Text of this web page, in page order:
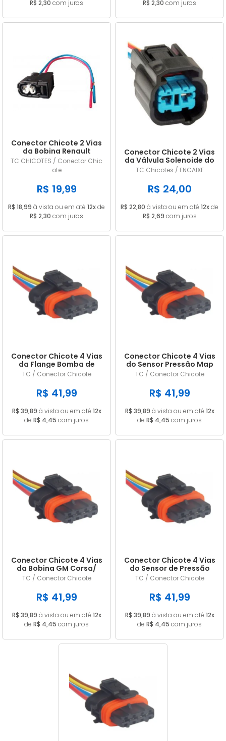
R$ 2,30 com juros R$ 2,30 com juros
Conector Chicote 2 Vias
da Bobina Renault
Duster Megane Scenic
1.6 2.0 16V
TC CHICOTES / Conector Chic
ote
R$ 19,99
R$ 18,99 à vista ou em até 12xde
R$ 2,30 com juros
Conector Chicote 2 Vias
da Válvula Solenoide do
Câmbio HONDA Civic /
Accord
TC Chicotes / ENCAIXE
R$ 24,00
R$ 22,80 à vista ou em até 12xde
R$ 2,69 com juros
Conector Chicote 4 Vias
da Flange Bomba de
Combustível Sup. NISSAN
Tiida/ Livina Flex
TC / Conector Chicote
R$ 41,99
R$ 39,89 à vista ou em até 12x
de R$ 4,45 com juros
Conector Chicote 4 Vias
do Sensor Pressão Map
GM S-10 / Blazer 2.2 97/...
TC / Conector Chicote
R$ 41,99
R$ 39,89 à vista ou em até 12x
de R$ 4,45 com juros
Conector Chicote 4 Vias
da Bobina GM Corsa/
Vectra 16v 0221503011
TC / Conector Chicote
R$ 41,99
R$ 39,89 à vista ou em até 12x
de R$ 4,45 com juros
Conector Chicote 4 Vias
do Sensor de Pressão
Volvo Citroen Peugeot
RENAULT Master Sensor
Térmico 0281002420
TC / Conector Chicote
R$ 41,99
R$ 39,89 à vista ou em até 12x
de R$ 4,45 com juros